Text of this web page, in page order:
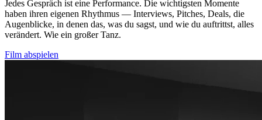
Jedes Gespräch ist eine Performance. Die wichtigsten Momente
haben ihren eigenen Rhythmus — Interviews, Pitches, Deals, die
Augenblicke, in denen das, was du sagst, und wie du auftrittst, alles
verändert. Wie ein großer Tanz.
Film abspielen